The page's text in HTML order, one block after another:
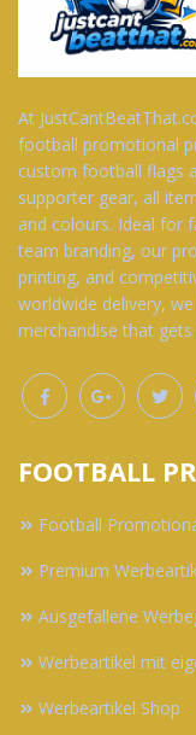
At
football promotional
custom football flags
supporter gear, all
and colours. Ideal for
team branding, our
printing, and
worldwide delivery,
merchandise that gets
FOOTBALL
Football
Premium
Ausgefallene
Werbeartikel mit
Werbeartikel Shop